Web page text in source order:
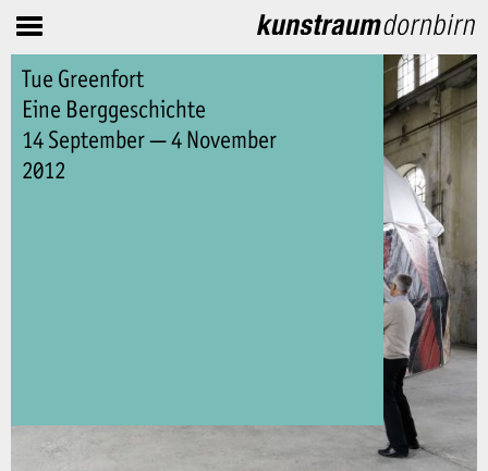
Tue Greenfort
Eine Berggeschichte
14 September — 4 November
2012